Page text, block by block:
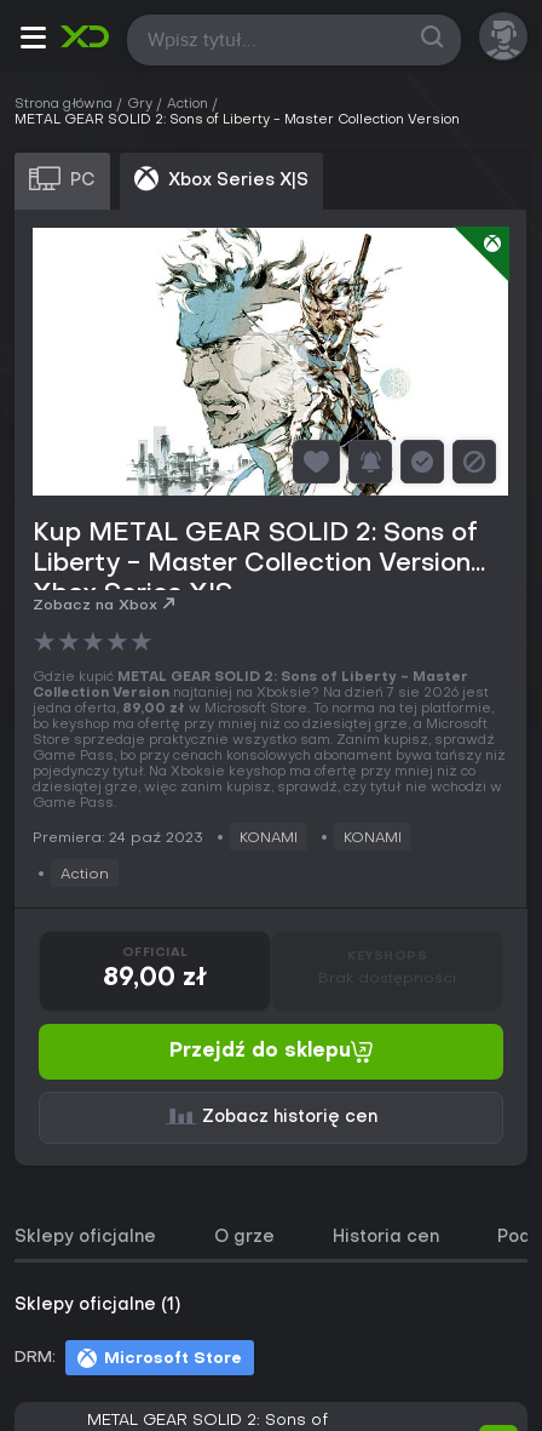
Wszystkie
Strona główna Gry
Action
METAL GEAR SOLID 2: Sons of Liberty - Master Collection Version
PC Xbox Series X|S
Kup METAL GEAR SOLID 2: Sons of
Liberty - Master Collection Version
Xbox Series X|S
Zobacz na Xbox
★★★★★
Gdzie kupić METAL GEAR SOLID 2: Sons of Liberty - Master
Collection Version najtaniej na Xboksie? Na dzień 7 sie 2026 jest
jedna oferta, 89,00 zł w Microsoft Store. To norma na tej platformie,
bo keyshop ma ofertę przy mniej niż co dziesiątej grze, a Microsoft
Store sprzedaje praktycznie wszystko sam. Zanim kupisz, sprawdź
Game Pass, bo przy cenach konsolowych abonament bywa tańszy niż
pojedynczy tytuł. Na Xboksie keyshop ma ofertę przy mniej niż co
dziesiątej grze, więc zanim kupisz, sprawdź, czy tytuł nie wchodzi w
Game Pass.
Premiera: 24 paź 2023 KONAMI KONAMI
Action
OFFICIAL
89,00 zł Brak dostępności
Przejdź do sklepu
Zobacz historię cen
Sklepy oficjalne O grze Historia cen
Sklepy oficjalne (1)
DRM: Microsoft Store
METAL GEAR SOLID 2: Sons of